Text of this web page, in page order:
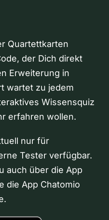
Quartettkarten
der Dich direkt
Erweiterung in
wartet zu jedem
Wissensquiz
erfahren wollen.
nur für
Tester verfügbar.
auch über die App
die App Chatomio